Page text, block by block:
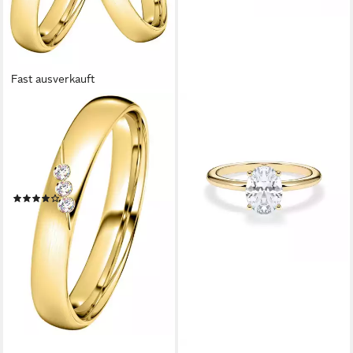
Fast ausverkauft
Trauring Schmuck Geschenk
Silber 925 Trauring Ehering
Partnerring LIEBE, wahlweise
mit oder ohne Zirkonia
(41)
ab 75,57 € UVP 84,90 €
-11%
lieferbar - in 1-2 Werktagen bei dir